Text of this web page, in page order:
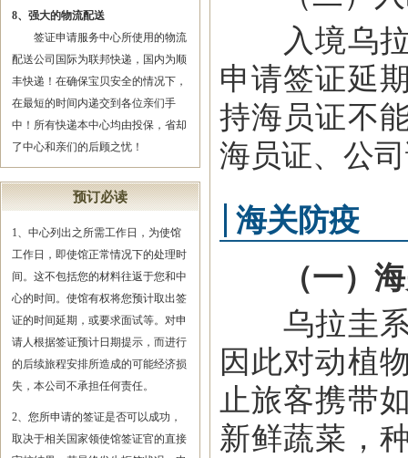
8、强大的物流配送
签证申请服务中心所使用的物流
配送公司国际为联邦快递，国内为顺
丰快递！在确保宝贝安全的情况下，
在最短的时间内递交到各位亲们手
中！所有快递本中心均由投保，省却
了中心和亲们的后顾之忧！
预订必读
1、中心列出之所需工作日，为使馆
工作日，即使馆正常情况下的处理时
间。这不包括您的材料往返于您和中
心的时间。使馆有权将您预计取出签
证的时间延期，或要求面试等。对申
请人根据签证预计日期提示，而进行
的后续旅程安排所造成的可能经济损
失，本公司不承担任何责任。
2、您所申请的签证是否可以成功，
取决于相关国家领使馆签证官的直接
入境乌拉
申请签证延
持海员证不
海员证、公
海关防疫
（一）
乌拉圭系
因此对动植
止旅客携带
新鲜蔬菜，